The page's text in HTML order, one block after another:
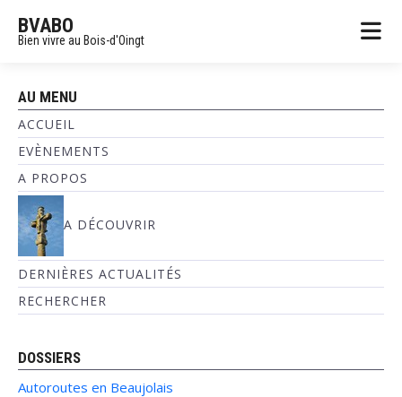
BVABO
Bien vivre au Bois-d'Oingt
AU MENU
ACCUEIL
EVÈNEMENTS
A PROPOS
A DÉCOUVRIR
DERNIÈRES ACTUALITÉS
RECHERCHER
DOSSIERS
Autoroutes en Beaujolais